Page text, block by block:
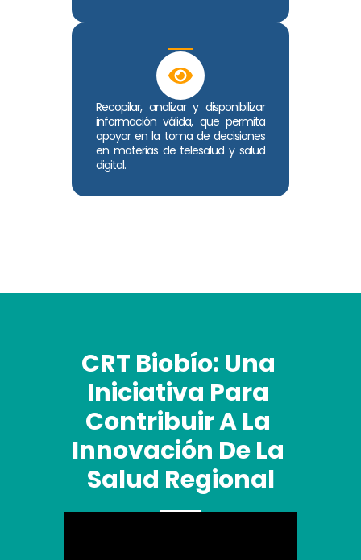
Recopilar, analizar y disponibilizar
información válida, que permita
apoyar en la toma de decisiones
en materias de telesalud y salud
digital.
CRT Biobío: Una
Iniciativa Para
Contribuir A La
Innovación De La
Salud Regional